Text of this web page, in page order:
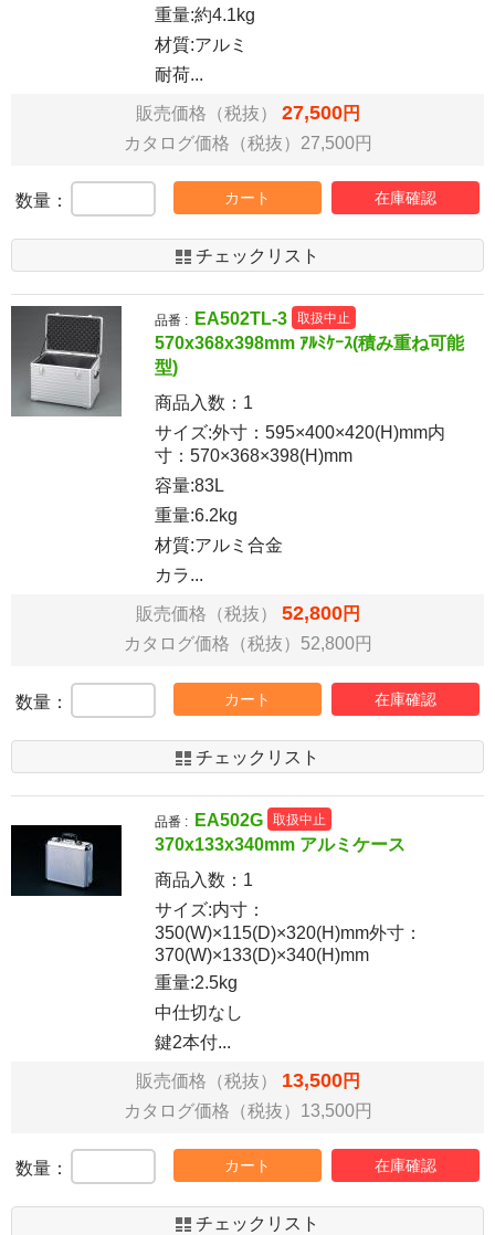
重量:約4.1kg
材質:アルミ
耐荷...
販売価格（税抜） 27,500円
カタログ価格（税抜）27,500円
数量： カート 在庫確認
チェックリスト
品番 : EA502TL-3 取扱中止
570x368x398mm ｱﾙﾐｹｰｽ(積み重ね可能
型)
商品入数： 1
サイズ:外寸：595×400×420(H)mm内
寸：570×368×398(H)mm
容量:83L
重量:6.2kg
材質:アルミ合金
カラ...
販売価格（税抜） 52,800円
カタログ価格（税抜）52,800円
数量： カート 在庫確認
チェックリスト
品番 : EA502G 取扱中止
370x133x340mm アルミケース
商品入数： 1
サイズ:内寸：
350(W)×115(D)×320(H)mm外寸：
370(W)×133(D)×340(H)mm
重量:2.5kg
中仕切なし
鍵2本付...
販売価格（税抜） 13,500円
カタログ価格（税抜）13,500円
数量： カート 在庫確認
チェックリスト